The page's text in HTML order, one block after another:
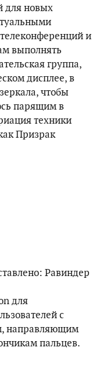
для новых
и
выполнять
группа,
дисплее, в
чтобы
парящим в
техники
Призрак
Равиндер
для
с
направляющим
пальцев.